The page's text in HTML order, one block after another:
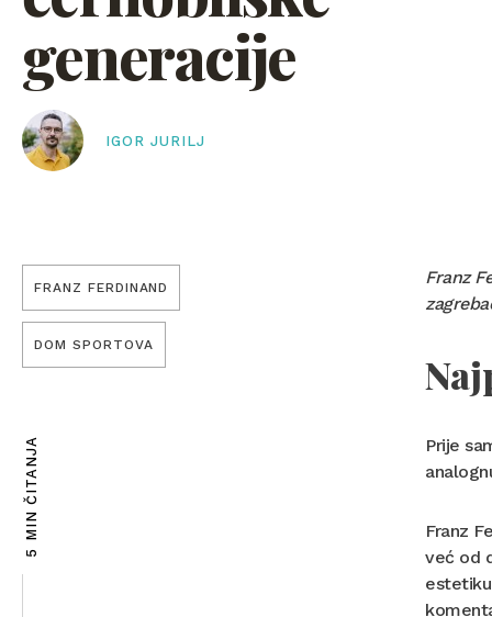
generacije
IGOR JURILJ
FRANZ FERDINAND
DOM SPORTOVA
5 MIN ČITANJA
Franz
Prije
Franz
već od